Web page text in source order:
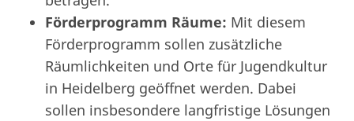
Förderprogramm Räume: Mit diesem
Förderprogramm sollen zusätzliche
Räumlichkeiten und Orte für Jugendkultur
in Heidelberg geöffnet werden. Dabei
sollen insbesondere langfristige Lösungen